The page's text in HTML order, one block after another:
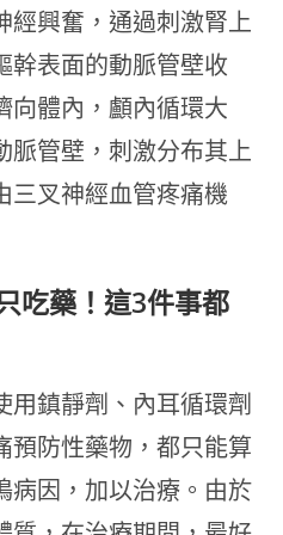
經興奮，通過刺激腎上
幹表面的動脈管壁收
向體內，顱內循環大
脈管壁，刺激分布其上
三叉神經血管疼痛機
吃藥！這3件事都
用鎮靜劑、內耳循環劑
預防性藥物，都只能算
病因，加以治療。由於